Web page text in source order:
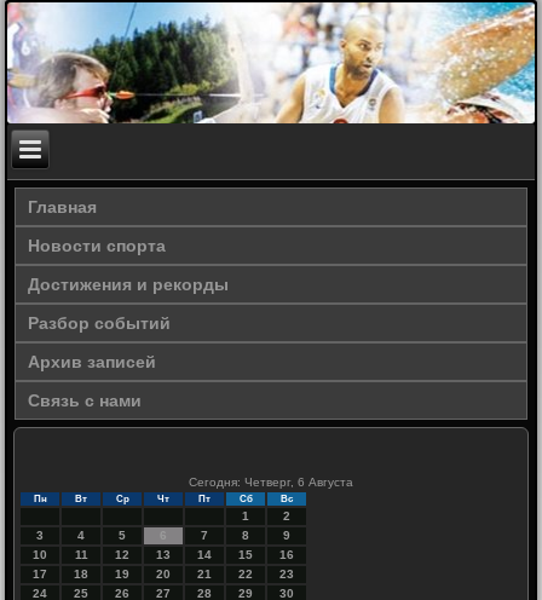
Главная
Новости спорта
Достижения и рекорды
Разбор событий
Архив записей
Связь с нами
Сегодня: Четверг, 6 Августа
Пн Вт Ср Чт Пт Сб Вс
1
2
3
4 5 6 7 8
9
10
11 12 13 14 15
16
17
18 19 20 21 22
23
24
25 26 27 28 29
30